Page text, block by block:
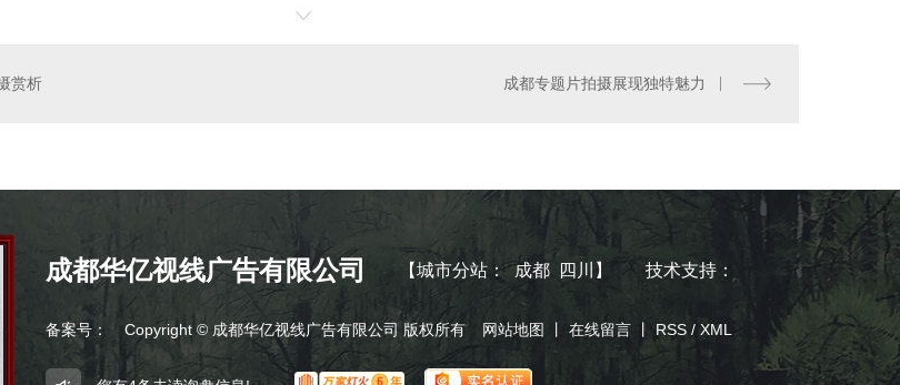
赏析 成都专题片拍摄展现独特魅力
成都华亿视线广告有限公司 【城市分站 ：成都 四川 】 技术支持：
备案号： Copyright © 成都华亿视线广告有限公司 版权所有 网站地图 在线留言 RSS / XML